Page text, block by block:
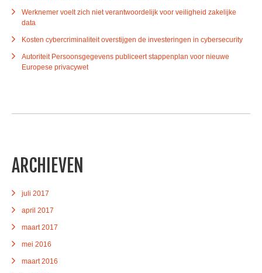
Werknemer voelt zich niet verantwoordelijk voor veiligheid zakelijke
data
Kosten cybercriminaliteit overstijgen de investeringen in cybersecurity
Autoriteit Persoonsgegevens publiceert stappenplan voor nieuwe
Europese privacywet
ARCHIEVEN
juli 2017
april 2017
maart 2017
mei 2016
maart 2016